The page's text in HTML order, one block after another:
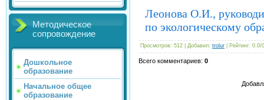
Методическое
сопровождение
Дошкольное
образование
Начальное общее
образование
Леонова О.И.,
по экологическому
Просмотров: 512 | Добавил: trolur Рейтинг: 0.0/0
Всего комментариев: 0